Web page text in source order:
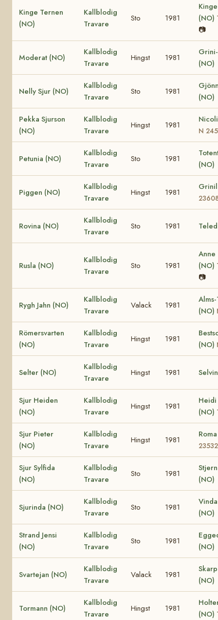
Kinge Ternen
(NO)
Kallblodig
Travare
Sto 1981
(NO)
📷
Moderat (NO)
Kallblodig
Travare
Hingst 1981
(NO)
Nelly Sjur (NO)
Kallblodig
Travare
Sto 1981
(NO)
Pekka Sjurson
(NO)
Kallblodig
Travare
Hingst 1981
N
Petunia (NO)
Kallblodig
Travare
Sto 1981
(NO)
Piggen (NO)
Kallblodig
Travare
Hingst 1981
Rovina (NO)
Kallblodig
Travare
Sto 1981
Rusla (NO)
Kallblodig
Travare
Sto 1981
Anne
(NO)
📷
Rygh Jahn (NO)
Kallblodig
Travare
Valack 1981
(NO)
Römersvarten
(NO)
Kallblodig
Travare
Hingst 1981
(NO)
Selter (NO)
Kallblodig
Travare
Hingst 1981
Sjur Heiden
(NO)
Kallblodig
Travare
Hingst 1981
Heidi
(NO)
Sjur Pieter
(NO)
Kallblodig
Travare
Hingst 1981
23532
Sjur Sylfida
(NO)
Kallblodig
Travare
Sto 1981
(NO)
Sjurinda (NO)
Kallblodig
Travare
Sto 1981
(NO)
Strand Jensi
(NO)
Kallblodig
Travare
Sto 1981
(NO)
Svartejan (NO)
Kallblodig
Travare
Valack 1981
(NO)
Tormann (NO)
Kallblodig
Travare
Hingst 1981
(NO)